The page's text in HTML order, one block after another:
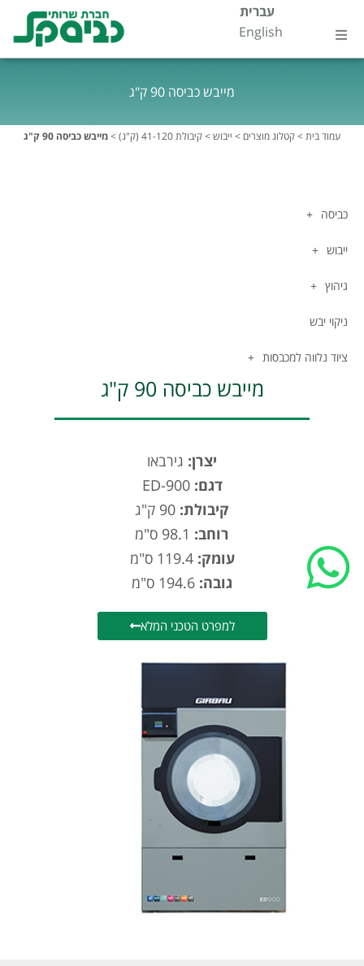
לתוכן
עברית
English
דטרגנטים
התמחויות
צור קשר
מייבש כביסה 90 ק"ג
עמוד בית>קטלוג מוצרים > ייבוש>קיבולת 41-120 (ק"ג) >מייבש כביסה 90 ק"ג
כביסה
ייבוש
גיהוץ
ניקוי יבש
ציוד נלווה למכבסות
מייבש כביסה 90 ק"ג
יצרן: גירבאו
דגם: ED-900
קיבולת:
רוחב:
עומק: 119.4 ס"מ
גובה:
למפרט הטכני המלא